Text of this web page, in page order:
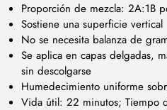
Proporción de mezcla: 2A:1B
Sostiene una superficie vertical
No se necesita balanza de
Se aplica en capas delgadas,
sin descolgarse
Humedecimiento uniforme
Vida útil: 22 minutos; Tiempo